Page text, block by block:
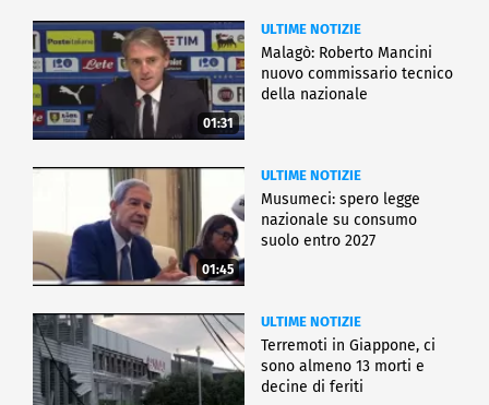
01:31
ULTIME NOTIZIE
Malagò: Roberto Mancini
nuovo commissario tecnico
della nazionale
01:45
ULTIME NOTIZIE
Musumeci: spero legge
nazionale su consumo
suolo entro 2027
ULTIME NOTIZIE
Terremoti in Giappone, ci
sono almeno 13 morti e
decine di feriti